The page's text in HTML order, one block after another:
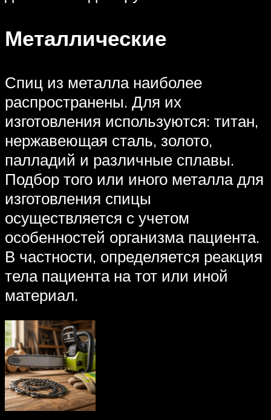
Металлические
Спиц из металла наиболее
распространены. Для их
изготовления используются: титан,
нержавеющая сталь, золото,
палладий и различные сплавы.
Подбор того или иного металла для
изготовления спицы
осуществляется с учетом
особенностей организма пациента.
В частности, определяется реакция
тела пациента на тот или иной
материал.